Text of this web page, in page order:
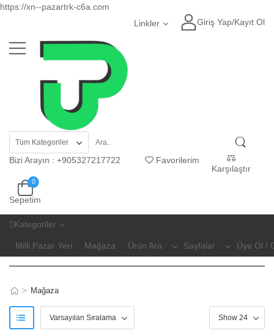
https://xn--pazartrk-c6a.com
Linkler
Giriş Yap/Kayıt Ol
Bizi Arayın : +905327217722
Favorilerim
Karşılaştır
Sepetim
0
Kategoriler
Milli Pazar Yeri Mağaza Ürün Ara Sayfalar Üye Ol /
> Mağaza